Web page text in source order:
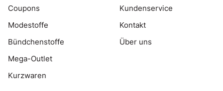
Coupons
Modestoffe
Bündchenstoffe
Mega-Outlet
Kurzwaren
Kundenservice
Kontakt
Über uns